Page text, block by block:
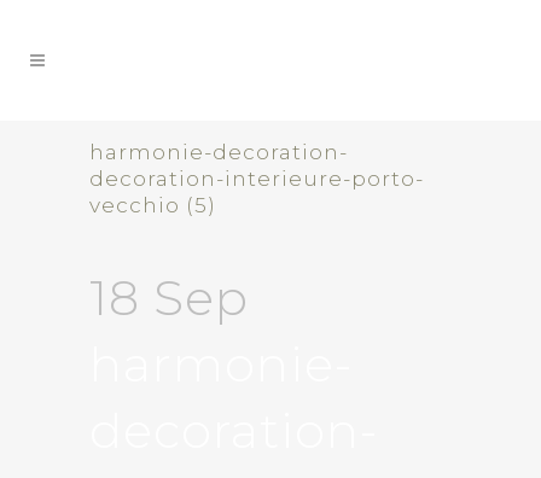
harmonie-decoration-
decoration-interieure-porto-
vecchio (5)
18 Sep